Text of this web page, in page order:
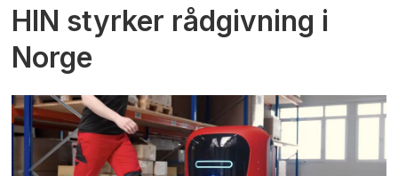
HIN styrker rådgivning i
Norge